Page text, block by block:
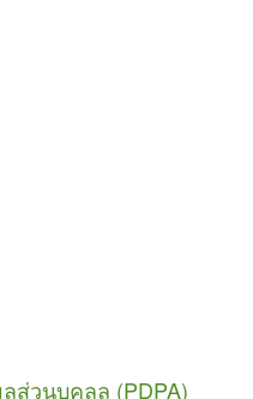
ส่วนบุคลล (PDPA)